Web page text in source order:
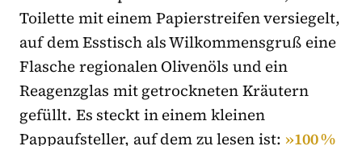
Toilette mit einem Papierstreifen versiegelt,
auf dem Esstisch als Wilkommensgruß eine
Flasche regionalen Olivenöls und ein
Reagenzglas mit getrockneten Kräutern
gefüllt. Es steckt in einem kleinen
Pappaufsteller, auf dem zu lesen ist: »100 %